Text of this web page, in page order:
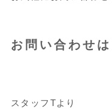
お問い合わせ
スタッフTより